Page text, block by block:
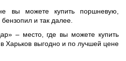
вы можете купить поршневую,
и так далее.
– место, где вы можете купить
Харьков выгодно и по лучшей цене